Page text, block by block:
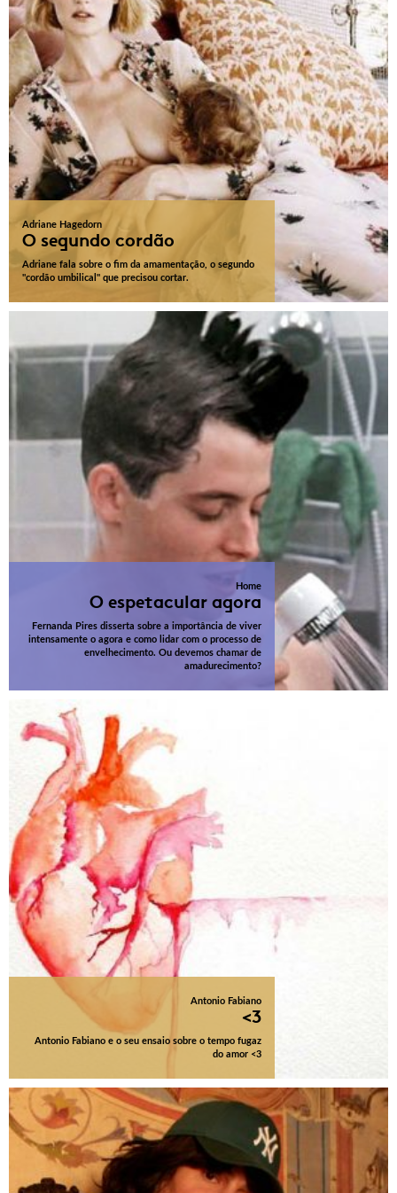
Adriane Hagedorn
O segundo cordão
Adriane fala sobre o fim da amamentação, o segundo
"cordão umbilical" que precisou cortar.
Home
O espetacular agora
Fernanda Pires disserta sobre a importância de viver
intensamente o agora e como lidar com o processo de
envelhecimento. Ou devemos chamar de
amadurecimento?
Antonio Fabiano
<3
Antonio Fabiano e o seu ensaio sobre o tempo fugaz
do amor <3